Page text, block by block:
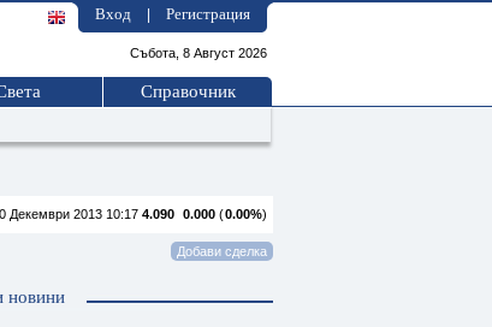
Вход Регистрация
Събота, 8 Август 2026
Справочник
Декември 2013 10:17 4.090 0.000 (0.00%)
новини